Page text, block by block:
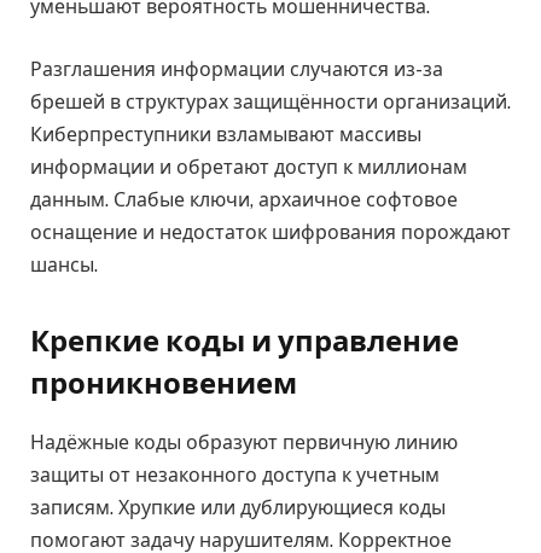
уменьшают вероятность мошенничества.
Разглашения информации случаются из-за
брешей в структурах защищённости организаций.
Киберпреступники взламывают массивы
информации и обретают доступ к миллионам
данным. Слабые ключи, архаичное софтовое
оснащение и недостаток шифрования порождают
шансы.
Крепкие коды и управление
проникновением
Надёжные коды образуют первичную линию
защиты от незаконного доступа к учетным
записям. Хрупкие или дублирующиеся коды
помогают задачу нарушителям. Корректное